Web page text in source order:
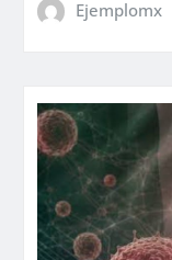
Ejemplomx